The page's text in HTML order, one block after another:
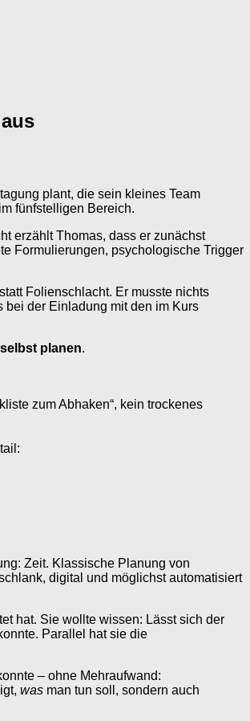
plant, die sein kleines Team
fünfstelligen Bereich.
erzählt Thomas, dass er zunächst
Formulierungen, psychologische Trigger
Folienschlacht. Er musste nichts
bei der Einladung mit den im Kurs
planen.
zum Abhaken“, kein trockenes
Zeit. Klassische Planung von
digital und möglichst automatisiert
hat. Sie wollte wissen: Lässt sich der
Parallel hat sie die
– ohne Mehraufwand:
was man tun soll, sondern auch